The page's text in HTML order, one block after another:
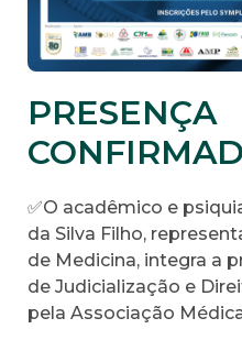
PRESENÇA
✅O acadêmico e
da Silva Filho,
de Medicina, integra a
de Judicialização e
pela Associação